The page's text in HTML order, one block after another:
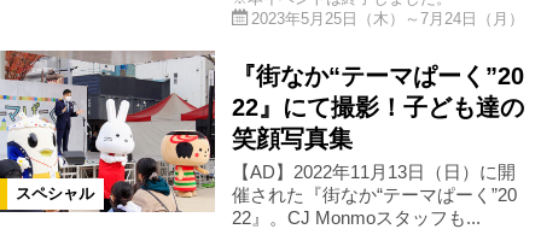
県中エリア
県南エリア 会津エリア
浜通りエリア 宮城県 川俣町
2023年5月25日（木）～7月24日（月）
スペシャル
『街なか“テーマぱーく”20
22』にて撮影！子ども達の
笑顔写真集
【AD】2022年11月13日（日）に開
催された『街なか“テーマぱーく”20
22』。CJ Monmoスタッフも...